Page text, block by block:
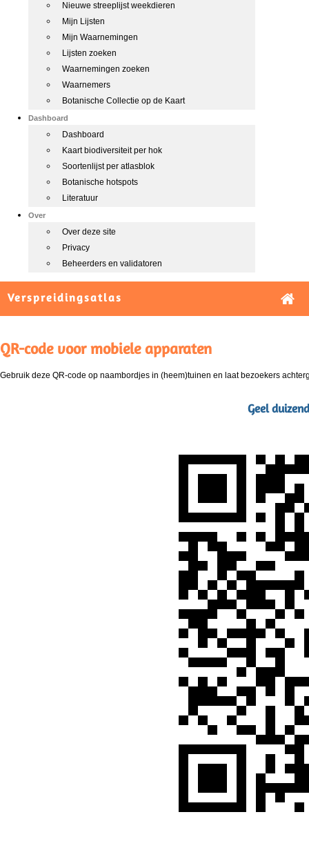
Nieuwe streeplijst weekdieren
Mijn Lijsten
Mijn Waarnemingen
Lijsten zoeken
Waarnemingen zoeken
Waarnemers
Botanische Collectie op de Kaart
Dashboard
Dashboard
Kaart biodiversiteit per hok
Soortenlijst per atlasblok
Botanische hotspots
Literatuur
Over
Over deze site
Privacy
Beheerders en validatoren
Verspreidingsatlas
QR-code voor mobiele apparaten
Gebruik deze QR-code op naambordjes in (heem)tuinen en laat bezoekers
Geel